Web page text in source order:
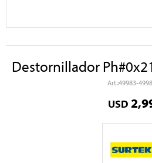
Destornillador
49983-
USD